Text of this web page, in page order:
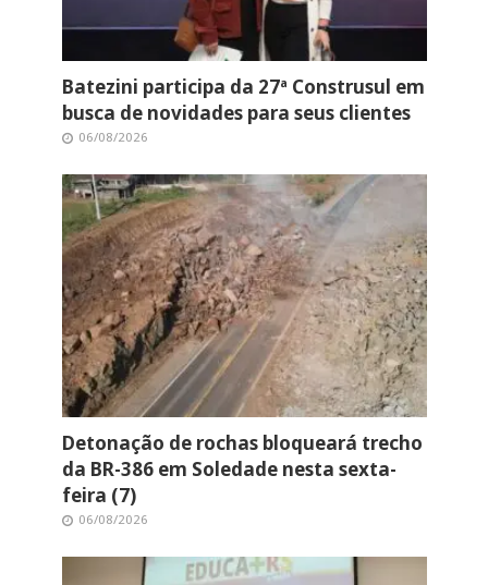
Batezini participa da 27ª Construsul em
busca de novidades para seus clientes
06/08/2026
Detonação de rochas bloqueará trecho
da BR-386 em Soledade nesta sexta-
feira (7)
06/08/2026